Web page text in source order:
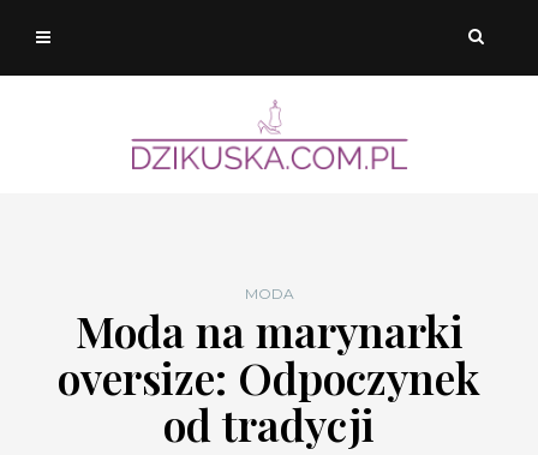
MODA
Moda na marynarki
oversize: Odpoczynek
od tradycji